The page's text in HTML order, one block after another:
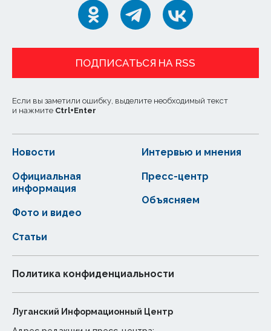
ПОДПИСАТЬСЯ НА RSS
Если вы заметили ошибку, выделите необходимый текст
и нажмите Ctrl+Enter
Новости
Статьи
Официальная
информация
Интервью и мнения
Фото и видео
Пресс-центр
Объясняем
Политика конфиденциальности
Луганский Информационный Центр